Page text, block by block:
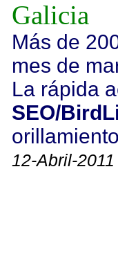
Galicia
Más de
mes de
La rápida
SEO/
12-Abril-